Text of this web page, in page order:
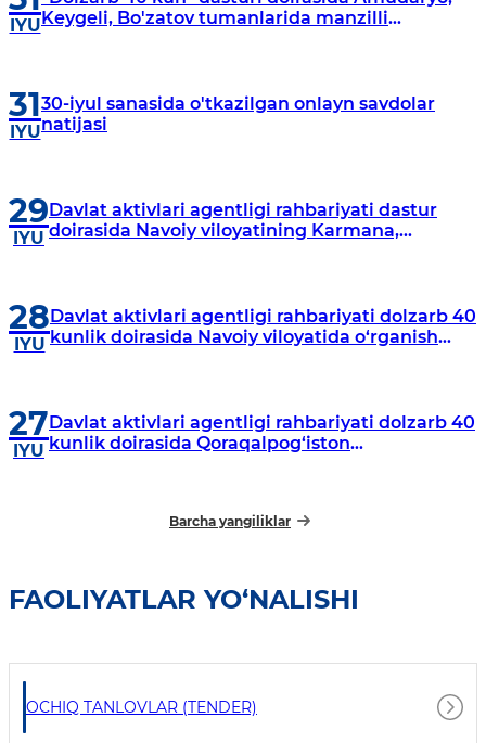
IYUKeygeli, Bo'zatov tumanlarida manzilli
31
IYU
30-iyul sanasida o'tkazilgan onlayn savdolar
natijasi
29
IYU
Davlat aktivlari agentligi rahbariyati dastur
doirasida Navoiy viloyatining Karmana,
28
IYU
Davlat aktivlari agentligi rahbariyati dolzarb 40
kunlik doirasida Navoiy viloyatida o‘rganish
27
IYU
Davlat aktivlari agentligi rahbariyati dolzarb 40
kunlik doirasida Qoraqalpog‘iston
Barcha yangiliklar
FAOLIYATLAR YO‘NALISHI
OCHIQ TANLOVLAR (TENDER)